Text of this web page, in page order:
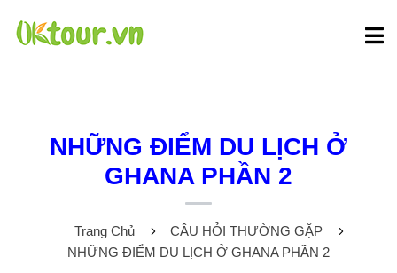
NHỮNG ĐIỂM DU LỊCH Ở
GHANA PHẦN 2
Trang Chủ
CÂU HỎI THƯỜNG GẶP
NHỮNG ĐIỂM DU LỊCH Ở GHANA PHẦN 2